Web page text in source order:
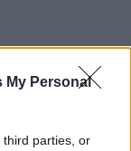
My Personal
third parties, or